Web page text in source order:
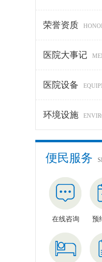
荣誉资质
医院大事记
医院设备
环境设施
便民服务
在线咨询 预